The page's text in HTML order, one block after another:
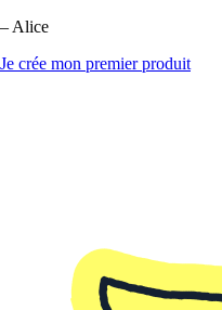
– Alice
Je crée mon premier produit